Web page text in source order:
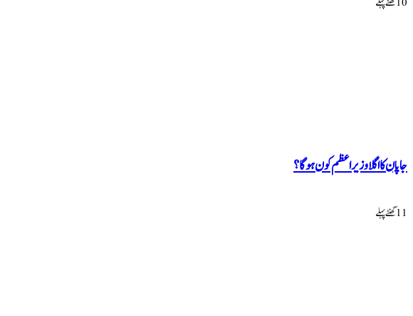
جاپان کا اگلا وزیراعظم کون ہوگا؟
11 گھنٹےپہلے